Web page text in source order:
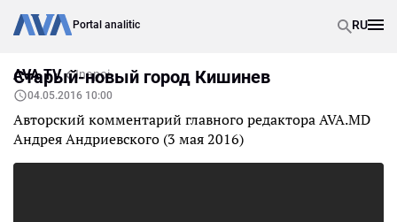
Portal analitic RU
AVA TV Inapoi
Старый-новый город Кишинев
04.05.2016 10:00
Авторский комментарий главного редактора AVA.MD
Андрея Андриевского (3 мая 2016)